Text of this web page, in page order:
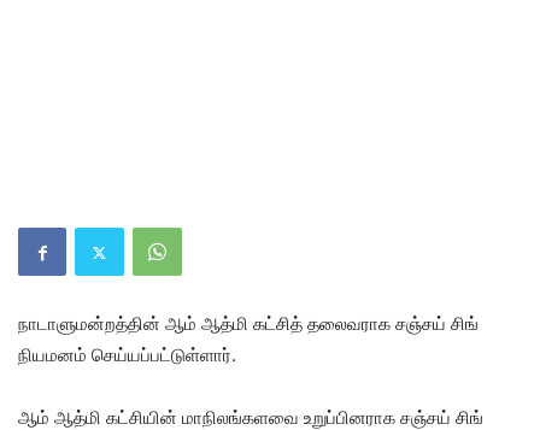
நாடாளுமன்றத்தின் ஆம் ஆத்மி கட்சித் தலைவராக சஞ்சய் சிங்
நியமனம் செய்யப்பட்டுள்ளார்.
ஆம் ஆத்மி கட்சியின் மாநிலங்களவை உறுப்பினராக சஞ்சய் சிங்